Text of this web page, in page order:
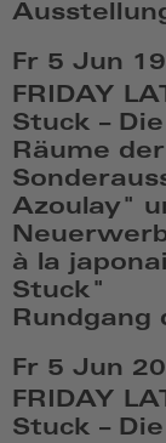
Jun
3
2026,
17:06
Fr 5 Jun
FRIDAY
Stuck –
Räume
Azoulay"
à la
Stuck"
Rundgang
Jun
5
2026,
Fr 5 Jun
FRIDAY
Stuck – Die